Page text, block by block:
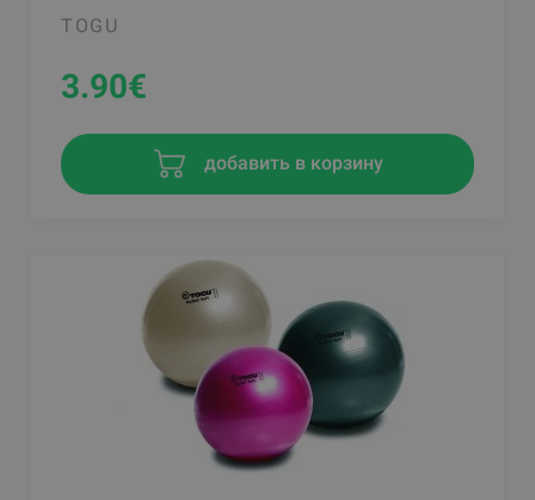
TOGU
3.90€
добавить в корзину